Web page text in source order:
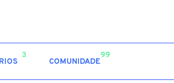
3
COMUNIDADE
99